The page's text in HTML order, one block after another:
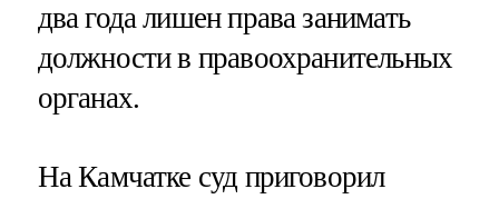
два года лишен права занимать
должности в правоохранительных
органах.
На Камчатке суд приговорил